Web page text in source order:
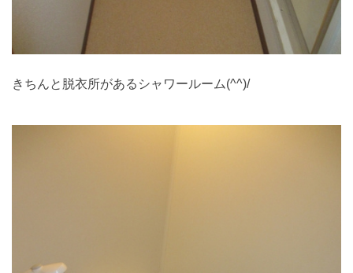
きちんと脱衣所があるシャワールーム(^^)/